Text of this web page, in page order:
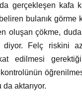
gerçekleşen kafa
bulanık görme
oluşan çökme,
diyor. Felç riskini
edilmesi
kontrolünün
aktarıyor.